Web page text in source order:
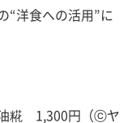
“洋食への活用”に
糀 1,300円（ⓒヤ